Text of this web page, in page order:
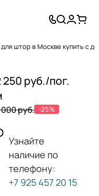
штор в Москве купить с
250 руб./пог.
руб. -25%
Узнайте
наличие по
телефону:
+7 925 457 20 15